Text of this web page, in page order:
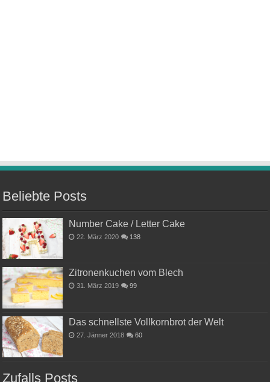
Beliebte Posts
Number Cake / Letter Cake
22. März 2020 138
Zitronenkuchen vom Blech
31. März 2019 99
Das schnellste Vollkornbrot der Welt
27. Jänner 2018 60
Zufalls Posts